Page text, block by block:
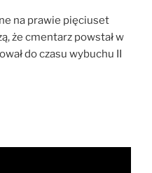
na prawie pięciuset
że cmentarz powstał w
do czasu wybuchu II